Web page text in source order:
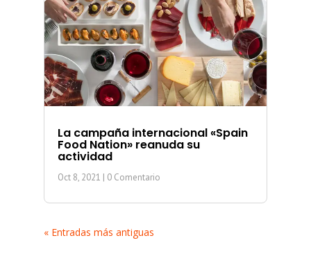
La campaña internacional «Spain
Food Nation» reanuda su
actividad
Oct 8, 2021 | 0 Comentario
« Entradas más antiguas